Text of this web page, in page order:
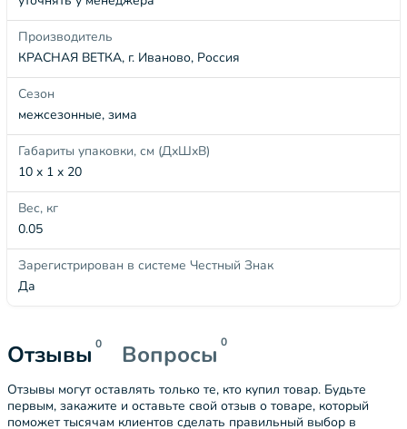
Производитель
КРАСНАЯ ВЕТКА, г. Иваново, Россия
Сезон
межсезонные, зима
Габариты упаковки, см (ДхШхВ)
10 x 1 x 20
Вес, кг
0.05
Зарегистрирован в системе Честный Знак
Да
Отзывы 0 Вопросы 0
Отзывы могут оставлять только те, кто купил товар. Будьте
первым, закажите и оставьте свой отзыв о товаре, который
поможет тысячам клиентов сделать правильный выбор в